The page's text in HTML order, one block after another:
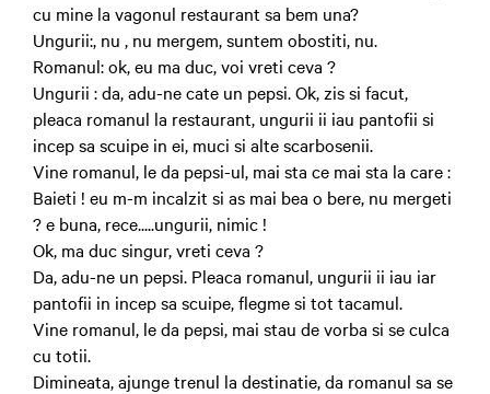
cu mine la vagonul restaurant sa bem una?
Ungurii:, nu , nu mergem, suntem obostiti, nu.
Romanul: ok, eu ma duc, voi vreti ceva ?
Ungurii : da, adu-ne cate un pepsi. Ok, zis si facut,
pleaca romanul la restaurant, ungurii ii iau pantofii si
incep sa scuipe in ei, muci si alte scarbosenii.
Vine romanul, le da pepsi-ul, mai sta ce mai sta la care :
Baieti ! eu m-m incalzit si as mai bea o bere, nu mergeti
? e buna, rece.....ungurii, nimic !
Ok, ma duc singur, vreti ceva ?
Da, adu-ne un pepsi. Pleaca romanul, ungurii ii iau iar
pantofii in incep sa scuipe, flegme si tot tacamul.
Vine romanul, le da pepsi, mai stau de vorba si se culca
cu totii.
Dimineata, ajunge trenul la destinatie, da romanul sa se